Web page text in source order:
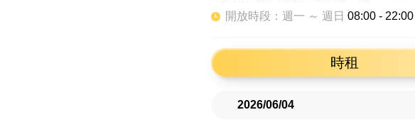
開放時段：週一 ～ 週日 08:00 - 22:00
時租